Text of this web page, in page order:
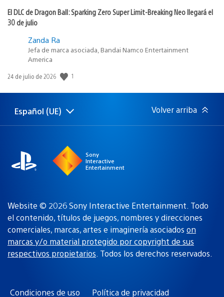
El DLC de Dragon Ball: Sparking Zero Super Limit-Breaking Neo llegará el
30 de julio
Zanda Ra
Jefa de marca asociada, Bandai Namco Entertainment
America
Fecha
publicación:
24 de julio de 2026 1
Selecciona
una
Región
actual:
Español (UE) Volver arriba
Sony
Interactive
Entertainment
Website © 2026 Sony Interactive Entertainment. Todo
el contenido, títulos de juegos, nombres y direcciones
comerciales, marcas, artes e imaginería asociados on
marcas y/o material protegido por copyright de sus
respectivos propietarios. Todos los derechos reservados.
Condiciones de uso Política de privacidad